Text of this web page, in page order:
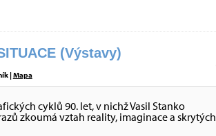
(Výstavy)
|Mapa
cyklů 90. let, v nichž Vasil Stanko
zkoumá vztah reality, imaginace a skrytých